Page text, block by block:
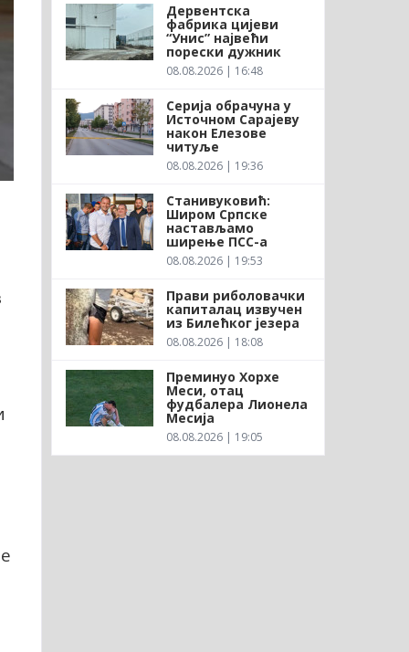
Дервентска
фабрика цијеви
“Унис” највећи
порески дужник
08.08.2026 | 16:48
Серија обрачуна у
Источном Сарајеву
након Елезове
читуље
08.08.2026 | 19:36
Станивуковић:
Широм Српске
настављамо
ширење ПСС-а
08.08.2026 | 19:53
Прави риболовачки
капиталац извучен
из Билећког језера
08.08.2026 | 18:08
Преминуо Хорхе
Меси, отац
фудбалера Лионела
Месија
08.08.2026 | 19:05